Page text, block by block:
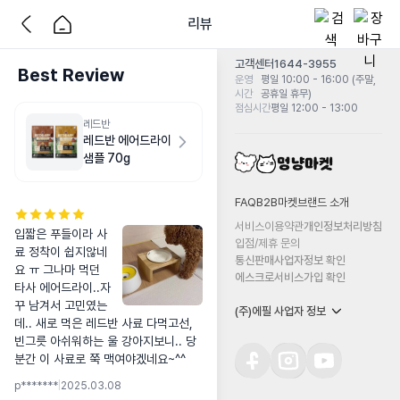
리뷰
Best Review
레드반
레드반 에어드라이
샘플 70g
입짧은 푸들이라 사
료 정착이 쉽지않네
요 ㅠ 그나마 먹던
타사 에어드라이..자
꾸 남겨서 고민였는
데.. 새로 먹은 레드반 사료 다먹고선,
빈그릇 아쉬워하는 울 강아지보니.. 당
분간 이 사료로 쭉 맥여야겠네요~^^
p******* 2025.03.08
고객센터1644-3955
운영
시간
평일 10:00 - 16:00 (주말,
공휴일 휴무)
점심시간평일 12:00 - 13:00
FAQB2B마켓 브랜드 소개
서비스이용약관개인정보처리방침
입점/제휴 문의
통신판매사업자정보 확인
에스크로서비스가입 확인
(주)에필 사업자 정보